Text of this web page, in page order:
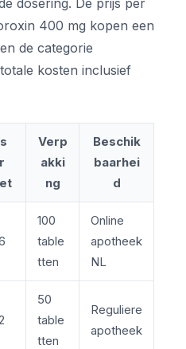
dosering. De prijs per
400 mg kopen een
de categorie
kosten inclusief
Verp
akki
ng
Beschik
baarhei
d
100
table
tten
Online
apotheek
NL
50
table
tten
Reguliere
apotheek